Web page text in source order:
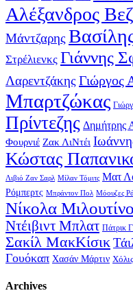
Αλέξανδρος
Μάντζαρης
Στρέλιενκς Γιάννης
Λαρεντζάκης Γιώργος
Μπαρτζώκας
Πρίντεζης Δημήτρης
Φουρνιέ Ζακ ΛιΝτέι
Κώστας
Λιβιό Ζαν Σαρλ Μίλαν Τόμιτς Ματ
Ρόμπερτς Μπράντον Πολ Μόουζες
Νίκολα
Ντέιβιντ Μπλατ Πάτρικ
Σακίλ ΜακΚίσικ
Γουόκαπ Χασάν Μάρτιν
Archives